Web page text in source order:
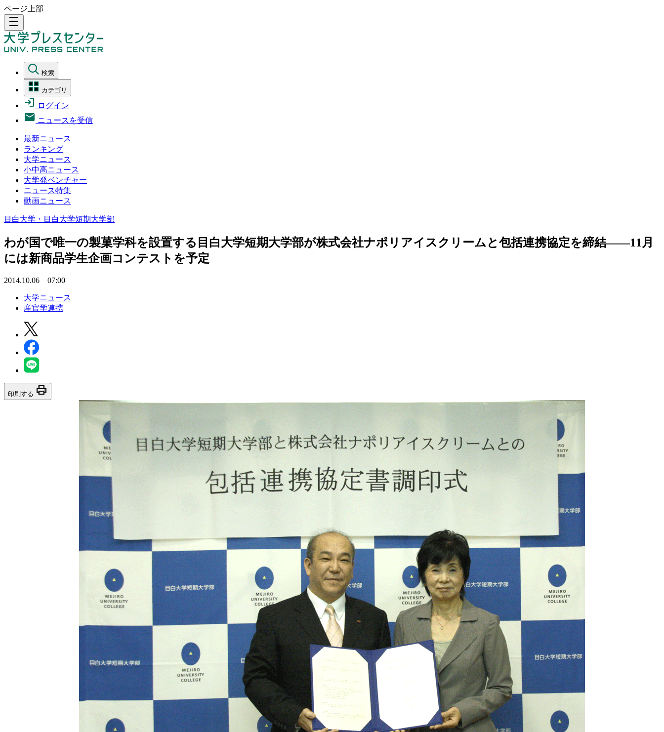
ページ上部
density_medium
検索
カテゴリ
ログイン
ニュースを受信
最新ニュース
ランキング
大学ニュース
小中高ニュース
大学発ベンチャー
ニュース特集
動画ニュース
目白大学・目白大学短期大学部
わが国で唯一の製菓学科を設置する目白大学短期大学部が株式会社ナポリアイスクリームと包括連携協定を締結――11月
には新商品学生企画コンテストを予定
2014.10.06 07:00
大学ニュース
産官学連携
印刷する print